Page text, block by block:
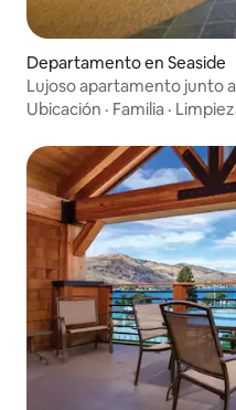
Departamento en Seaside
Lujoso apartamento junto
gemelos
Ubicación · Familia ·